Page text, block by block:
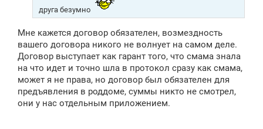
друга безумно
Мне кажется договор обязателен, возмездность
вашего договора никого не волнует на самом деле.
Договор выступает как гарант того, что смама знала
на что идет и точно шла в протокол сразу как смама,
может я не права, но договор был обязателен для
предъявления в роддоме, суммы никто не смотрел,
они у нас отдельным приложением.